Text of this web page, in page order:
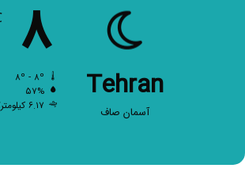
Tehran
آسمان صاف
۵۷%
۶.۱۷ کیلومتر/ساعت